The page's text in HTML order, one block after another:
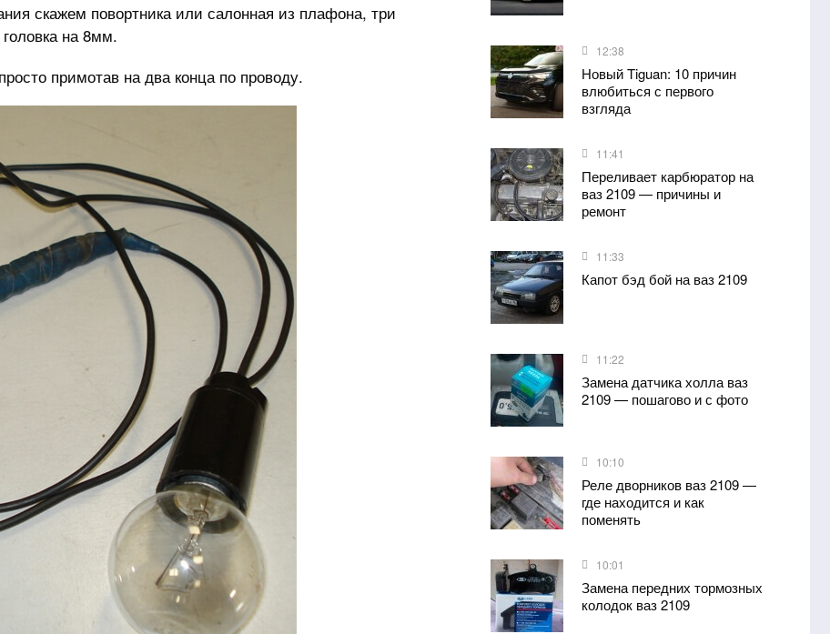
скажем повортника или салонная из плафона, три
на 8мм.
примотав на два конца по проводу.
12:38
Новый Tiguan: 10 причин
влюбиться с первого
взгляда
11:41
Переливает карбюратор на
ваз 2109 — причины и
ремонт
11:33
Капот бэд бой на ваз 2109
11:22
Замена датчика холла ваз
2109 — пошагово и с фото
10:10
Реле дворников ваз 2109 —
где находится и как
поменять
10:01
Замена передних тормозных
колодок ваз 2109